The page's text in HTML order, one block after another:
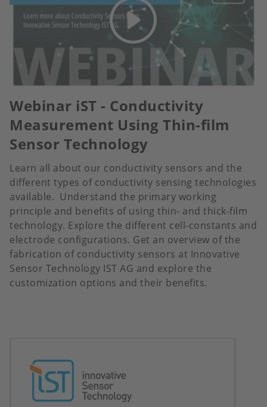
Webinar iST - Conductivity
Measurement Using Thin-film
Sensor Technology
Learn all about our conductivity sensors and the
different types of conductivity sensing technologies
available. Understand the primary working
principle and benefits of using thin- and thick-film
technology. Explore the different cell-constants and
electrode configurations. Get an overview of the
fabrication of conductivity sensors at Innovative
Sensor Technology IST AG and explore the
customization options and their benefits.